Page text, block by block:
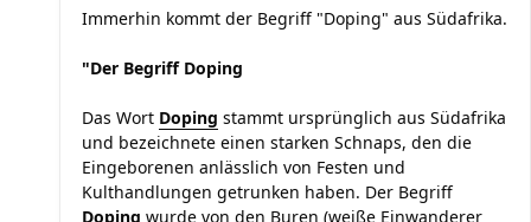
Immerhin kommt der Begriff "Doping" aus Südafrika.
"Der Begriff Doping
Das Wort Doping stammt ursprünglich aus Südafrika
und bezeichnete einen starken Schnaps, den die
Eingeborenen anlässlich von Festen und
Kulthandlungen getrunken haben. Der Begriff
Doping wurde von den Buren (weiße Einwanderer